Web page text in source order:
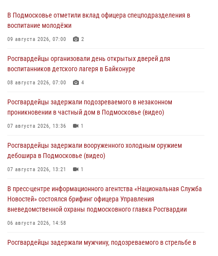
В Подмосковье отметили вклад офицера спецподразделения в
воспитание молодёжи
09 августа 2026, 07:00 2
Росгвардейцы организовали день открытых дверей для
воспитанников детского лагеря в Байконуре
08 августа 2026, 07:00 4
Росгвардейцы задержали подозреваемого в незаконном
проникновении в частный дом в Подмосковье (видео)
07 августа 2026, 13:36 1
Росгвардейцы задержали вооруженного холодным оружием
дебошира в Подмосковье (видео)
07 августа 2026, 13:21 1
В пресс-центре информационного агентства «Национальная Служба
Новостей» состоялся брифинг офицера Управления
вневедомственной охраны подмосковного главка Росгвардии
06 августа 2026, 14:58
Росгвардейцы задержали мужчину, подозреваемого в стрельбе в